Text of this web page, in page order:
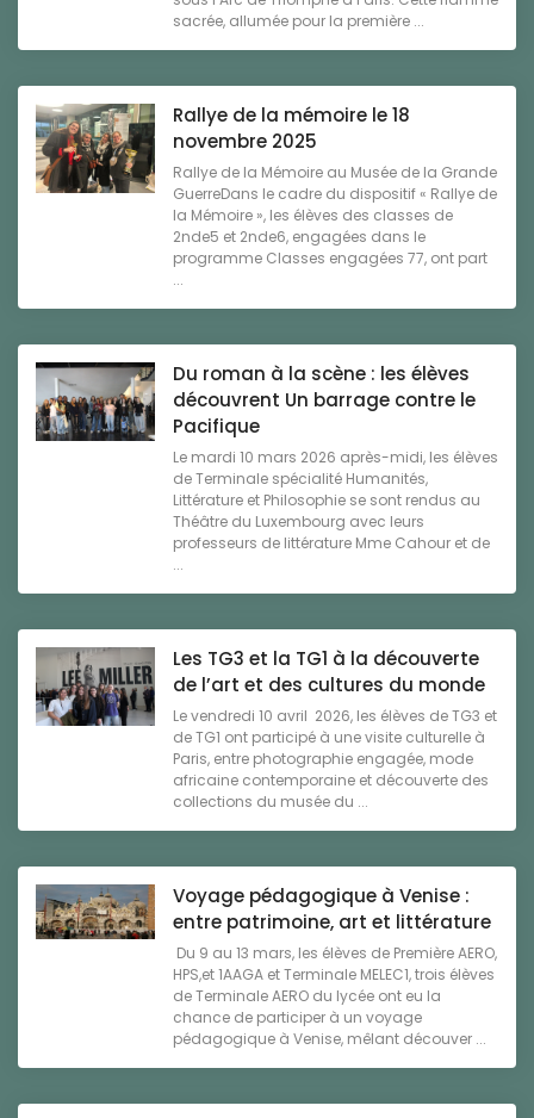
sacrée, allumée pour la première ...
Rallye de la mémoire le 18
novembre 2025
Rallye de la Mémoire au Musée de la Grande
GuerreDans le cadre du dispositif « Rallye de
la Mémoire », les élèves des classes de
2nde5 et 2nde6, engagées dans le
programme Classes engagées 77, ont part
...
Du roman à la scène : les élèves
découvrent Un barrage contre le
Pacifique
Le mardi 10 mars 2026 après-midi, les élèves
de Terminale spécialité Humanités,
Littérature et Philosophie se sont rendus au
Théâtre du Luxembourg avec leurs
professeurs de littérature Mme Cahour et de
...
Les TG3 et la TG1 à la découverte
de l’art et des cultures du monde
Le vendredi 10 avril 2026, les élèves de TG3 et
de TG1 ont participé à une visite culturelle à
Paris, entre photographie engagée, mode
africaine contemporaine et découverte des
collections du musée du ...
Voyage pédagogique à Venise :
entre patrimoine, art et littérature
Du 9 au 13 mars, les élèves de Première AERO,
HPS,et 1AAGA et Terminale MELEC1, trois élèves
de Terminale AERO du lycée ont eu la
chance de participer à un voyage
pédagogique à Venise, mêlant découver ...